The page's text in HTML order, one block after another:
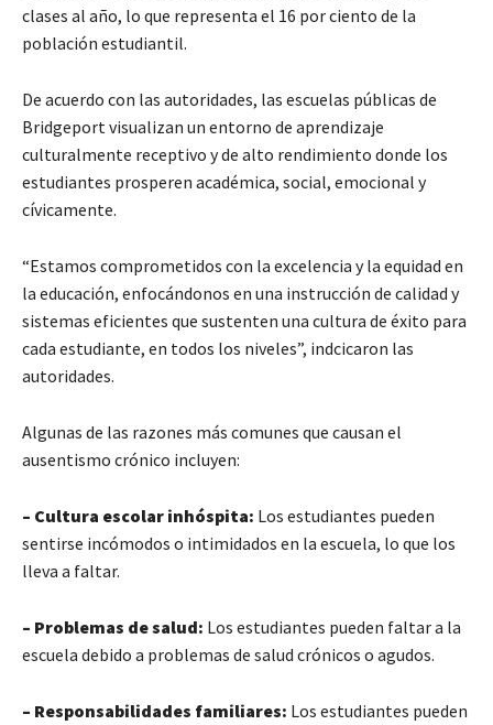
clases al año, lo que representa el 16 por ciento de la
población estudiantil.
De acuerdo con las autoridades, las escuelas públicas de
Bridgeport visualizan un entorno de aprendizaje
culturalmente receptivo y de alto rendimiento donde los
estudiantes prosperen académica, social, emocional y
cívicamente.
“Estamos comprometidos con la excelencia y la equidad en
la educación, enfocándonos en una instrucción de calidad y
sistemas eficientes que sustenten una cultura de éxito para
cada estudiante, en todos los niveles”, indcicaron las
autoridades.
Algunas de las razones más comunes que causan el
ausentismo crónico incluyen:
– Cultura escolar inhóspita: Los estudiantes pueden
sentirse incómodos o intimidados en la escuela, lo que los
lleva a faltar.
– Problemas de salud: Los estudiantes pueden faltar a la
escuela debido a problemas de salud crónicos o agudos.
– Responsabilidades familiares: Los estudiantes pueden